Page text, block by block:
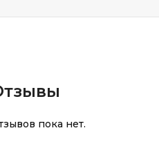
пока нет.